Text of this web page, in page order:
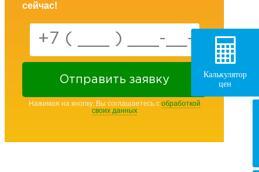
сейчас!
Отправить заявку
Нажимая на кнопку, Вы соглашаетесь с обработкой
своих данных
Калькулятор
цен